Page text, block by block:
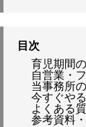
目次
育児期間
自営業・
当事務所
今すぐや
よくある
参考資料